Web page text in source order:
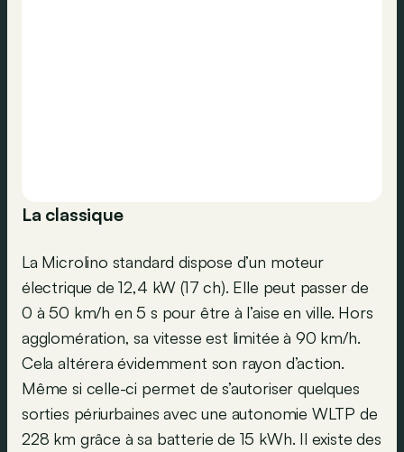
La classique
La Microlino standard dispose d’un moteur
électrique de 12,4 kW (17 ch). Elle peut passer de
0 à 50 km/h en 5 s pour être à l’aise en ville. Hors
agglomération, sa vitesse est limitée à 90 km/h.
Cela altérera évidemment son rayon d’action.
Même si celle-ci permet de s’autoriser quelques
sorties périurbaines avec une autonomie WLTP de
228 km grâce à sa batterie de 15 kWh. Il existe des